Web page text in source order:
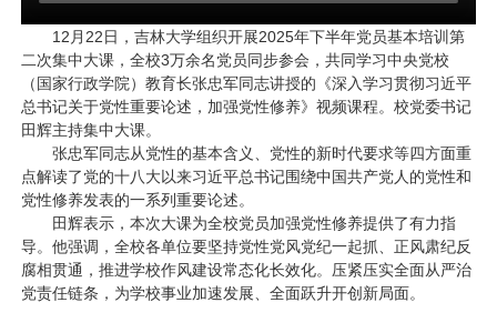
12月22日，吉林大学组织开展2025年下半年党员基本培训第
二次集中大课，全校3万余名党员同步参会，共同学习中央党校
（国家行政学院）教育长张忠军同志讲授的《深入学习贯彻习近平
总书记关于党性重要论述，加强党性修养》视频课程。校党委书记
田辉主持集中大课。
张忠军同志从党性的基本含义、党性的新时代要求等四方面重
点解读了党的十八大以来习近平总书记围绕中国共产党人的党性和
党性修养发表的一系列重要论述。
田辉表示，本次大课为全校党员加强党性修养提供了有力指
导。他强调，全校各单位要坚持党性党风党纪一起抓、正风肃纪反
腐相贯通，推进学校作风建设常态化长效化。压紧压实全面从严治
党责任链条，为学校事业加速发展、全面跃升开创新局面。